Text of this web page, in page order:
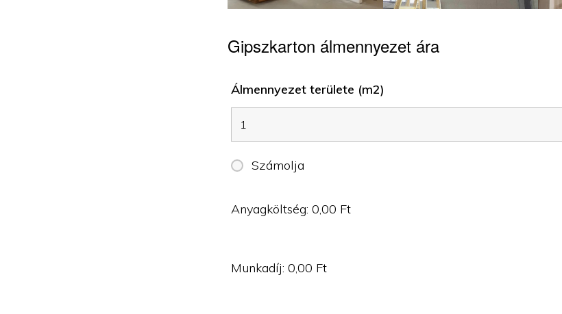
Gipszkarton álmennyezet ára
Álmennyezet területe (m2)
Számolja
Anyagköltség: 0,00 Ft
Munkadíj: 0,00 Ft